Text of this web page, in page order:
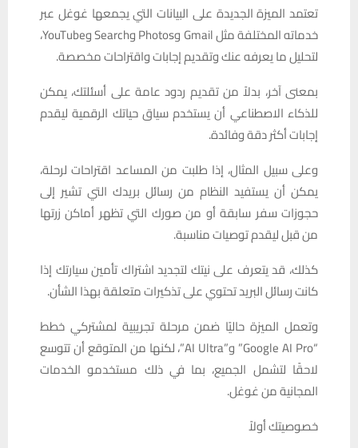
تعتمد الميزة الجديدة على البيانات التي يجمعها غوغل عبر
خدماته المختلفة مثل Gmail وPhotos وSearch وYouTube،
لتحليل ما يعرفه عنك وتقديم إجابات واقتراحات مخصصة.
بمعنى آخر، بدلاً من تقديم ردود عامة على أسئلتك، يمكن
للذكاء الاصطناعي أن يستخدم سياق حياتك الرقمية ليقدم
إجابات أكثر دقة وفائدة.
وعلى سبيل المثال، إذا طلبت من المساعد اقتراحات لرحلة،
يمكن أن يستفيد النظام من رسائل بريدك التي تشير إلى
حجوزات سفر سابقة أو من صورك التي تظهر أماكن زرتها
من قبل ليقدم توصيات مناسبة.
كذلك، قد يتعرف على نيتك لتجديد اشتراك تأمين سيارتك إذا
كانت رسائل البريد تحتوي على تذكيرات متعلقة بهذا الشأن.
وتعمل الميزة حاليًا ضمن مرحلة تجريبية لمشتركي خطط
“Google AI Pro” و”AI Ultra”، لكنها من المتوقع أن تتوسع
لاحقًا لتشمل الجميع، بما في ذلك مستخدمو الخدمات
المجانية من غوغل.
خصوصيتك أولاً